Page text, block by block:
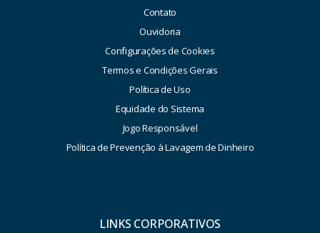
Contato
Ouvidoria
Configurações de Cookies
Termos e Condições Gerais
Política de Uso
Equidade do Sistema
Jogo Responsável
Política de Prevenção à Lavagem de Dinheiro
LINKS CORPORATIVOS